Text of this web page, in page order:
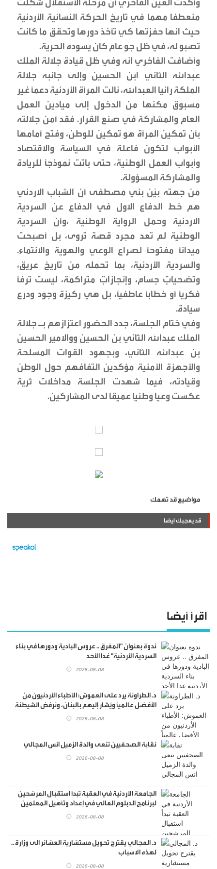
وأكدت العين الفاخري أن مرحلة الاستقلال شكلت
منعطفا مهما في تاريخ الحركة النسائية الأردنية
حيث انها حفزتها كي تأخذ دورها وتحقق ما كانت
تصبو له، في ظل جو عام كان يسوده الحرية.
وأضافت الفاخري انه وفي ظل قيادة جلالة الملك
عبدالله الثاني ابن الحسين وإلى جانبه جلالة
الملكة رانيا العبدالله، نالت المرأة الأردنية دعماً غير
مسبوق مكنها من الدخول إلى ميادين العمل
العام والمشاركة في صنع القرار. فقد آمن جلالته
بأن تمكين المرأة هو تمكين للوطن، وفتح أمامها
الأبواب لتكون فاعلة في السياسة والاقتصاد
وأبواب العمل الوطنية، حتى باتت نموذجاً للريادة
والمشاركة المسؤولة.
من جهته بيًن بني مصطفى أن الشباب الاردني
هم خط الدفاع الاول في الدفاع عن السردية
الاردنية وحمل الرواية الوطنية ،وأن السردية
الوطنية لم تعد مجرد قصة تُروى، بل أصبحت
ميدانًا مفتوحًا لصراع الوعي والهوية والانتماء.
والسردية الأردنية، بما تحمله من تاريخٍ عريقٍ،
وتضحياتٍ جسام، وإنجازاتٍ متراكمة، ليست ترفًا
فكريًا أو خطابًا عاطفيًا، بل هي ركيزة وجود ودرع
سيادة.
وفي ختام الجلسة، جدد الحضور اعتزازهم بـ جلالة
الملك عبدالله الثاني بن الحسين ووالامير الحسين
بن عبدالله الثاني، وبجهود القوات المسلحة
والأجهزة الأمنية مؤكدين التفافهم حول الوطن
وقيادته، فيما شهدت الجلسة مداخلات ثرية
عكست وعيا وطنيا عميقا لدى المشاركين.
مواضيع قد تهمك
قد يعجبك ايضا
اقرأ أيضا
ندوة بعنوان "المفرق .. عروس البادية ودورها في بناء
السردية الأردنية" غدا الأحد
2026-08-08
د. الطراونة يرد على العموش: الأطباء الأردنيون من
الأفضل عالمياً ويُشار إليهم بالبنان، ونرفض الشيطنة
وتشويه سمعة الطب بالعموميات
2026-08-08
نقابة الصحفيين تنعى والدة الزميل انس المجالي
2026-08-08
الجامعة الأردنية في العقبة تبدأ استقبال المرشحين
لبرنامج الدبلوم العالي في إعداد وتأهيل المعلمين
2026-08-08
د. المجالي يقترح تحويل مستشارية العشائر الى وزارة ..
لهذه الاسباب
2026-08-08